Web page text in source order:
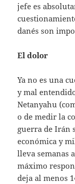
jefe es
danés son
El dolor
Ya no es una
y mal
Netanyahu
o de medir la
guerra de Irán
económica y
lleva semanas
máximo
deja al menos